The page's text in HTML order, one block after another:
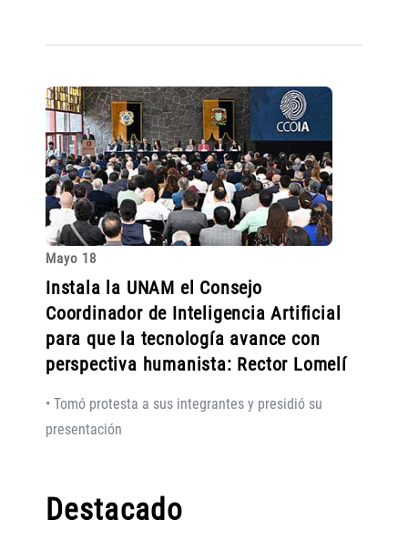
Mayo 18
Instala la UNAM el Consejo
Coordinador de Inteligencia Artificial
para que la tecnología avance con
perspectiva humanista: Rector Lomelí
• Tomó protesta a sus integrantes y presidió su
presentación
Destacado